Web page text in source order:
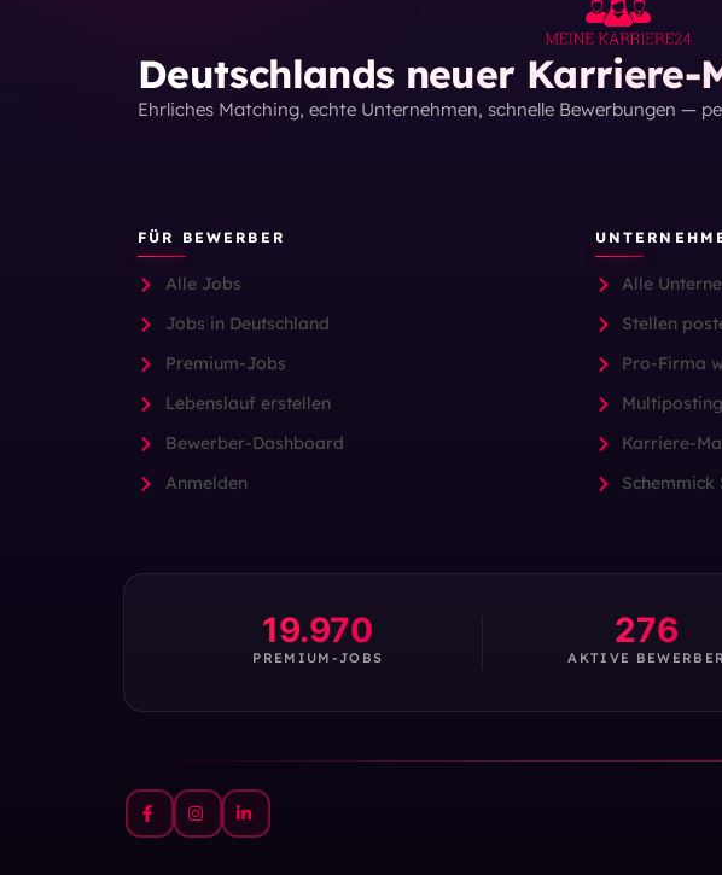
Deutschlands neuer Karriere-
Ehrliches Matching, echte Unternehmen, schnelle Bewerbungen —
FÜR BEWERBER
Alle Jobs
Jobs in Deutschland
Premium-Jobs
Lebenslauf erstellen
Bewerber-Dashboard
Anmelden
Alle
Stellen
Pro-Firma
Karriere-
Schemmick
19.970
PREMIUM-JOBS
276
AKTIVE BEWERBER